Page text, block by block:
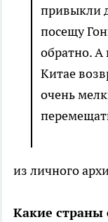
привыкли
посещу
обратно. А
Китае
очень
из личного
Какие страны